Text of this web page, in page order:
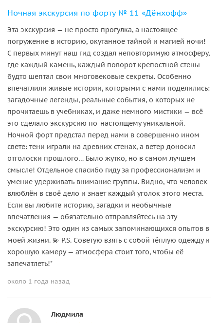
Ночная экскурсия по форту № 11 «Дёнхофф»
Эта экскурсия — не просто прогулка, а настоящее
погружение в историю, окутанное тайной и магией ночи!
С первых минут наш гид создал неповторимую атмосферу,
где каждый камень, каждый поворот крепостной стены
будто шептал свои многовековые секреты. Особенно
впечатлили живые истории, которыми с нами поделились:
загадочные легенды, реальные события, о которых не
прочитаешь в учебниках, и даже немного мистики — всё
это сделало экскурсию по-настоящему уникальной.
Ночной форт предстал перед нами в совершенно ином
свете: тени играли на древних стенах, а ветер доносил
отголоски прошлого… Было жутко, но в самом лучшем
смысле! Отдельное спасибо гиду за профессионализм и
умение удерживать внимание группы. Видно, что человек
влюблён в своё дело и знает каждый уголок этого места.
Если вы любите историю, загадки и необычные
впечатления — обязательно отправляйтесь на эту
экскурсию! Это один из самых запоминающихся опытов в
моей жизни. 💫 P.S. Советую взять с собой тёплую одежду и
хорошую камеру — атмосфера стоит того, чтобы её
запечатлеть!*
около 1 года назад
Людмила